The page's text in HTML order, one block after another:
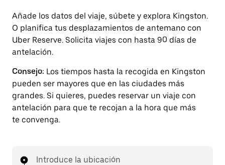
Añade los datos del viaje, súbete y explora Kingston.
O planifica tus desplazamientos de antemano con
Uber Reserve. Solicita viajes con hasta 90 días de
antelación.
Consejo: Los tiempos hasta la recogida en Kingston
pueden ser mayores que en las ciudades más
grandes. Si quieres, puedes reservar un viaje con
antelación para que te recojan a la hora que más
te convenga.
Introduce la ubicación